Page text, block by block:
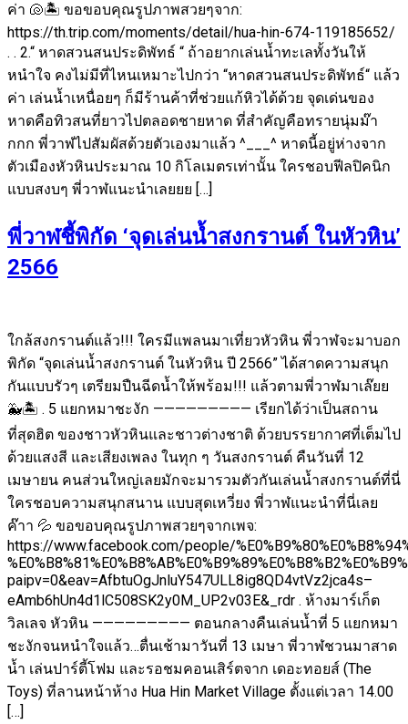
ค่า 🐚🏝 ขอขอบคุณรูปภาพสวยๆจาก:
https://th.trip.com/moments/detail/hua-hin-674-119185652/
. . 2.“ หาดสวนสนประดิพัทธ์ “ ถ้าอยากเล่นน้ำทะเลทั้งวันให้
หนำใจ คงไม่มีที่ไหนเหมาะไปกว่า “หาดสวนสนประดิพัทธ์“ แล้ว
ค่า เล่นน้ำเหนื่อยๆ ก็มีร้านค้าที่ช่วยแก้หิวได้ด้วย จุดเด่นของ
หาดคือทิวสนที่ยาวไปตลอดชายหาด ที่สำคัญคือทรายนุ่มม๊า
กกก พี่วาฬไปสัมผัสด้วยตัวเองมาแล้ว ^___^ หาดนี้อยู่ห่างจาก
ตัวเมืองหัวหินประมาณ 10 กิโลเมตรเท่านั้น ใครชอบฟีลปิคนิก
แบบสงบๆ พี่วาฬแนะนำเลยยย […]
พี่วาฬชี้พิกัด ‘จุดเล่นน้ำสงกรานต์ ในหัวหิน’
2566
ใกล้สงกรานต์แล้ว!!! ใครมีแพลนมาเที่ยวหัวหิน พี่วาฬจะมาบอก
พิกัด “จุดเล่นน้ำสงกรานต์ ในหัวหิน ปี 2566” ได้สาดความสนุก
กันแบบรัวๆ เตรียมปืนฉีดน้ำให้พร้อม!!! แล้วตามพี่วาฬมาเล๊ยย
🐳🏝 . 5 แยกหมาชะงัก ————————— เรียกได้ว่าเป็นสถาน
ที่สุดฮิต ของชาวหัวหินและชาวต่างชาติ ด้วยบรรยากาศที่เต็มไป
ด้วยแสงสี และเสียงเพลง ในทุก ๆ วันสงกรานต์ คืนวันที่ 12
เมษายน คนส่วนใหญ่เลยมักจะมารวมตัวกันเล่นน้ำสงกรานต์ที่นี่
ใครชอบความสนุกสนาน แบบสุดเหวี่ยง พี่วาฬแนะนำที่นี่เลย
ค๊าา 💦 ขอขอบคุณรูปภาพสวยๆจากเพจ:
https://www.facebook.com/people/
paipv=0&eav=AfbtuOgJnluY547ULL8ig8QD4vtVz2jca4s–
eAmb6hUn4d1lC508SK2y0M_UP2v03E&_rdr . ห้างมาร์เก็ต
วิลเลจ หัวหิน ————————— ตอนกลางคืนเล่นน้ำที่ 5 แยกหมา
ชะงักจนหนำใจแล้ว…ตื่นเช้ามาวันที่ 13 เมษา พี่วาฬชวนมาสาด
น้ำ เล่นปาร์ตี้โฟม และรอชมคอนเสิร์ตจาก เดอะทอยส์ (The
Toys) ที่ลานหน้าห้าง Hua Hin Market Village ตั้งแต่เวลา 14.00
[…]